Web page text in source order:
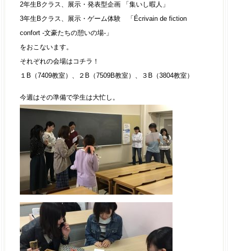
2年生Bクラス、展示・発表型企画 「集いし暇人」
3年生Bクラス、展示・ゲーム体験 「Écrivain de fiction
confort -文豪たちの憩いの場-」
をおこないます。
それぞれの会場はコチラ！
１B（7409教室）、２B（7509B教室）、３B（3804教室）
今週はその準備で学生は大忙し。